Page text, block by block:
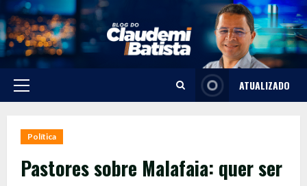
Skip
to
content
Primary
ATUALIZADO
Política
Pastores sobre Malafaia: quer ser